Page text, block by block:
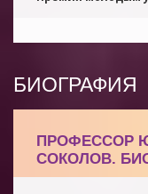
БИОГРАФИЯ
ПРОФЕССОР
СОКОЛОВ.